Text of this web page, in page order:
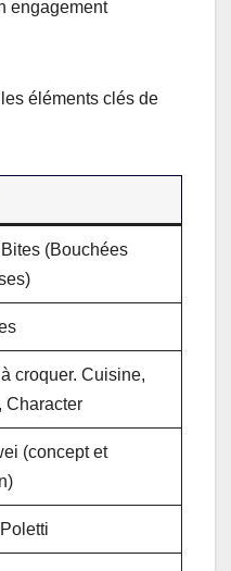
engagement
éléments clés de
(Bouchées
croquer. Cuisine,
Character
(concept et